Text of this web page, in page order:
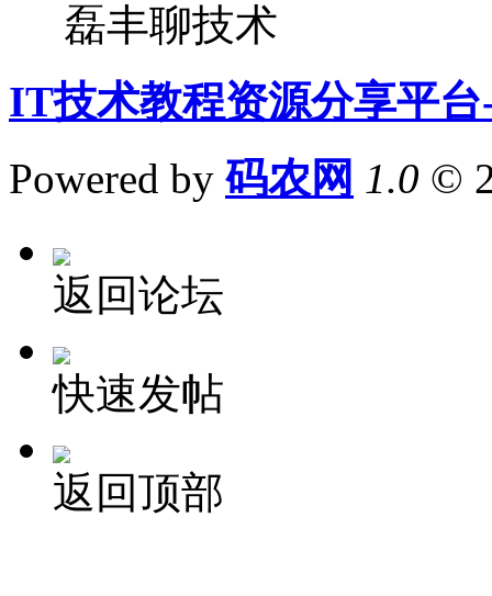
磊丰聊技术
IT技术教程资源分享平
Powered by 码农网 1.0 ©
返回论坛
快速发帖
返回顶部